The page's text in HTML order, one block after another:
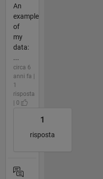
An
example
of
my
data:
...
circa 6
anni fa |
1
risposta
| 0
1
risposta